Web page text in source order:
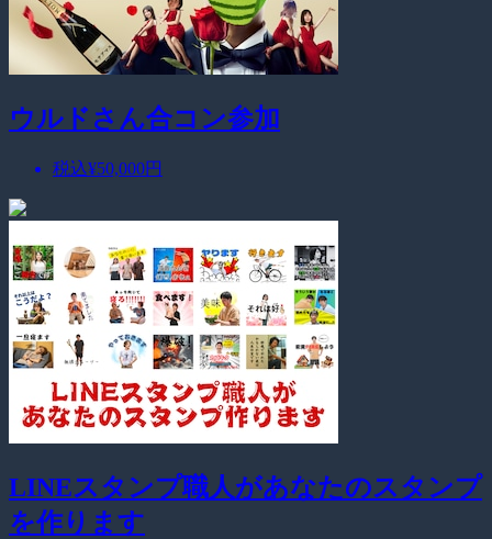
ウルドさん合コン参加
税込¥50,000円
LINEスタンプ職人があなたのスタンプ
を作ります